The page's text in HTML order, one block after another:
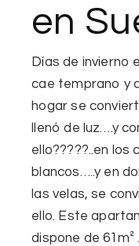
en
Días de invierno
cae temprano y
hogar se
llenó de luz….y
ello?????..en los
blancos…..yen
las velas, se
ello. Este
dispone de 61m²